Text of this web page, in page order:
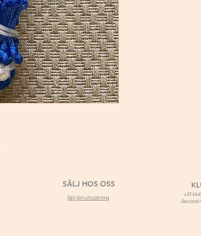
SÄLJ HOS OSS
Sälj din utrustning
Låt
Second